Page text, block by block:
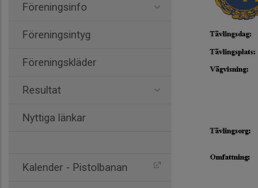
Föreningsinfo
Föreningsintyg
Föreningskläder
Resultat
Nyttiga länkar
Kalender - Pistolbanan